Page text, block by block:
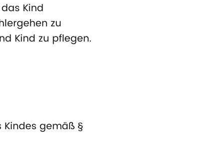
Kind
zu
Kind zu pflegen.
gemäß §